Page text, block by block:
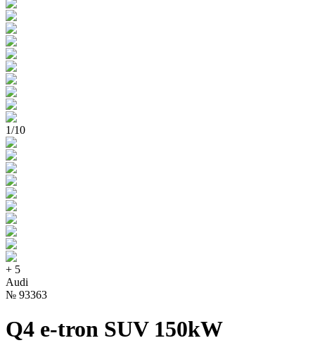
1/10
+ 5
Audi
№ 93363
Q4 e-tron SUV 150kW